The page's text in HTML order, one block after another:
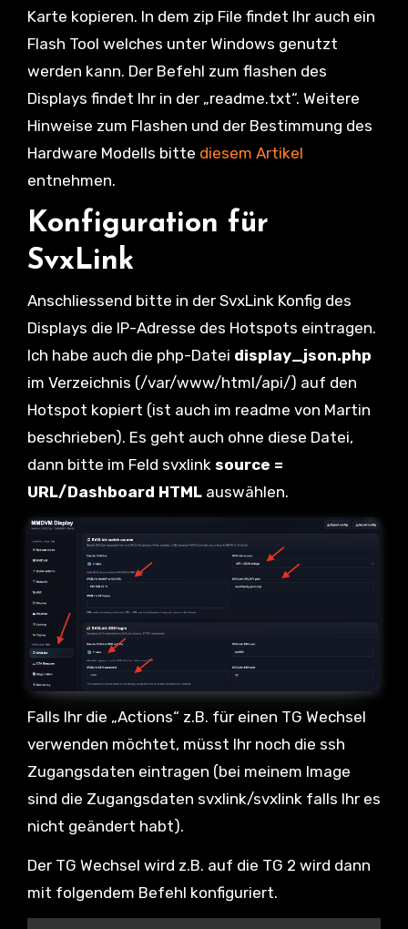
Karte kopieren. In dem zip File findet Ihr auch ein
Flash Tool welches unter Windows genutzt
werden kann. Der Befehl zum flashen des
Displays findet Ihr in der „readme.txt“. Weitere
Hinweise zum Flashen und der Bestimmung des
Hardware Modells bitte diesem Artikel
entnehmen.
Konfiguration für
SvxLink
Anschliessend bitte in der SvxLink Konfig des
Displays die IP-Adresse des Hotspots eintragen.
Ich habe auch die php-Datei display_json.php
im Verzeichnis (/var/www/html/api/) auf den
Hotspot kopiert (ist auch im readme von Martin
beschrieben). Es geht auch ohne diese Datei,
dann bitte im Feld svxlink source =
URL/Dashboard HTML auswählen.
Falls Ihr die „Actions“ z.B. für einen TG Wechsel
verwenden möchtet, müsst Ihr noch die ssh
Zugangsdaten eintragen (bei meinem Image
sind die Zugangsdaten svxlink/svxlink falls Ihr es
nicht geändert habt).
Der TG Wechsel wird z.B. auf die TG 2 wird dann
mit folgendem Befehl konfiguriert.